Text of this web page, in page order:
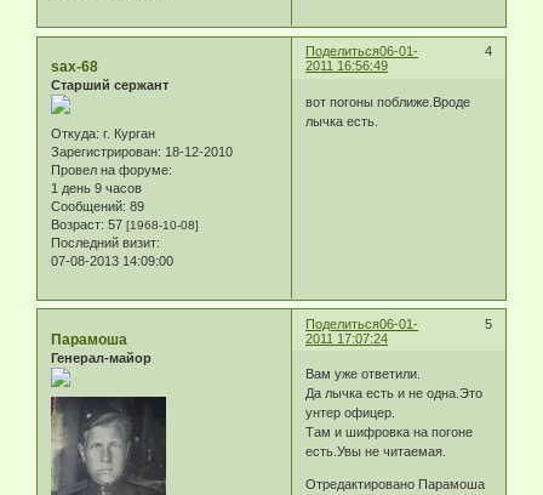
Поделиться 4
06-01-
2011 16:56:49
sax-68
Старший сержант
Откуда: г. Курган
Зарегистрирован: 18-12-2010
Провел на форуме:
1 день 9 часов
Сообщений: 89
Возраст: 57 [1968-10-08]
Последний визит:
07-08-2013 14:09:00
вот погоны поближе.Вроде
лычка есть.
Поделиться 5
06-01-
2011 17:07:24
Парамоша
Генерал-майор
Вам уже ответили.
Да лычка есть и не одна.Это
унтер офицер.
Там и шифровка на погоне
есть.Увы не читаемая.
Отредактировано Парамоша